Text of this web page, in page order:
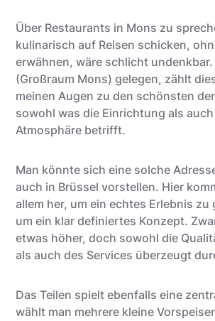
Über Restaurants in Mons zu
kulinarisch auf Reisen schicken,
erwähnen, wäre schlicht undenkbar.
(Großraum Mons) gelegen, zählt
meinen Augen zu den schönsten
sowohl was die Einrichtung als
Atmosphäre betrifft.
Man könnte sich eine solche
auch in Brüssel vorstellen. Hier
allem her, um ein echtes Erlebnis zu
um ein klar definiertes Konzept.
etwas höher, doch sowohl die
als auch des Services überzeugt
Das Teilen spielt ebenfalls eine
wählt man mehrere kleine